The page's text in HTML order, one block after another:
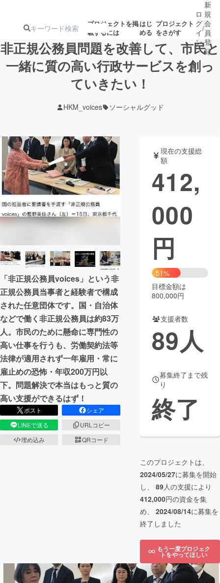
プロジェクトを掲
載するには
はじ
める
プロジェクト
をさがす
注目の新着プロ募集終了が近いプ
テクノロジー・ガジェット
映像・映画 書籍・雑誌
ビジネス・起業 チャレンジ
CAMPFIRE for Social Good
CAMPFIRE Creation
CAMPFIREふるさと納税machi-ya コミュニティ
ロ
グ
イ
ン
/
新
規
会
員
登
録
非正規公務員問題を改善して、市民と
一緒に質の高い行政サービスを創っ
ていきたい！
HKM_voices ソーシャルグッド
「非正規公務員voices」という非
正規公務員当事者と経験者で構成
された任意団体です。国・自治体
などで働く非正規公務員は約83万
人。市民のために懸命に専門性の
高い仕事を行うも、労働契約法等
法律が適用されず一年雇用・常に
雇止めの恐怖・年収200万円以
下。問題解決で本当はもっと質の
高い支援ができるはず！
ポスト
シェア
LINEで送る
URLコピー
埋め込み
QRコード
現在の支援総
額
412,
000
円
51%
目標金額は
800,000円
支援者数
89人
募集終了まで残
り
終了
このプロジェクトは、
2024/05/27に募集を開始
し、 89人の支援により
412,000円の資金を集
め、 2024/08/14に募集を
終了しました
もう一度プロジェク
トをやってほしい